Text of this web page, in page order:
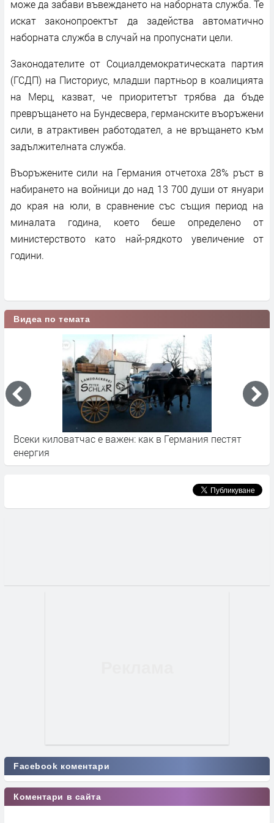
може да забави въвеждането на наборната служба. Те
искат законопроектът да задейства автоматично
наборната служба в случай на пропуснати цели.
Законодателите от Социалдемократическата партия
(ГСДП) на Писториус, младши партньор в коалицията
на Мерц, казват, че приоритетът трябва да бъде
превръщането на Бундесвера, германските въоръжени
сили, в атрактивен работодател, а не връщането към
задължителната служба.
Въоръжените сили на Германия отчетоха 28% ръст в
набирането на войници до над 13 700 души от януари
до края на юли, в сравнение със същия период на
миналата година, което беше определено от
министерството като най-рядкото увеличение от
години.
Видеа по темата
Коронавирус: да надникнем в една германска
болница
Facebook коментари
Коментари в сайта